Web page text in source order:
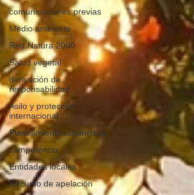
comunicaciones previas
Medio ambiente
Red Natura 2000
Salud vegetal
derivación de
responsabilidad
Asilo y protección
internacional
Planeamiento urbanístico
competencia
Entidades locales
Recurso de apelación